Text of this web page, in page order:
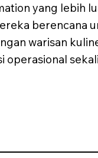
yang lebih
berencana
warisan
operasional